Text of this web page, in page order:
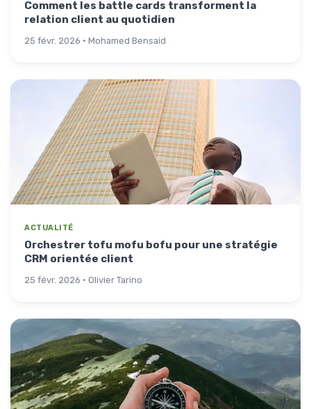
Comment les battle cards transforment la
relation client au quotidien
25 févr. 2026 · Mohamed Bensaid
ACTUALITÉ
Orchestrer tofu mofu bofu pour une stratégie
CRM orientée client
25 févr. 2026 · Olivier Tarino